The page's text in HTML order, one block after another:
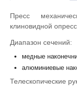
Пресс
клиновидной
Диапазон сечений:
медные
алюминиевые
Телескопические